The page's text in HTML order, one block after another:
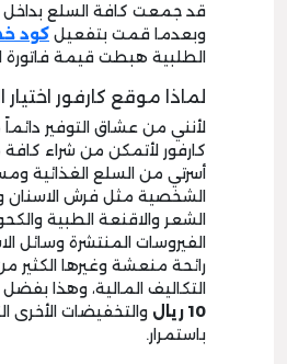
قد جمعت كافة السلع بداخل
وبعدما قمت بتفعيل كود
الطلبية هبطت قيمة فاتورة الشراء
لماذا موقع كارفور اختيار
لأنني من عشاق التوفير
كارفور لأتمكن من شراء كافة
أسرتي من السلع الغذائية
الشخصية مثل فرش الاسنان
الشعر والاقنعة الطبية
الفيروسات المنتشرة وسائل
رائحة منعشة وغيرها الكثير
التكاليف المالية، وهذا بفضل
10 ريال
والتخفيضات الأخرى
باستمرار.